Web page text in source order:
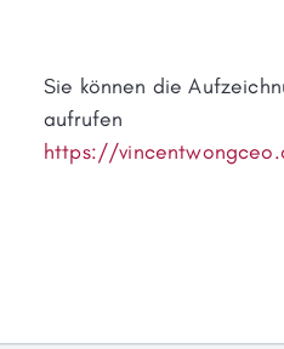
Sie können die
aufrufen
https://